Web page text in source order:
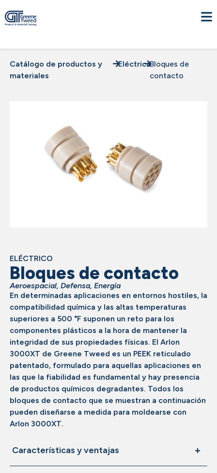
Catálogo de productos y
materiales
EléctricoBloques de
contacto
ELÉCTRICO
Bloques de contacto
Aeroespacial, Defensa, Energía
En determinadas aplicaciones en entornos hostiles, la
compatibilidad química y las altas temperaturas
superiores a 500 °F suponen un reto para los
componentes plásticos a la hora de mantener la
integridad de sus propiedades físicas. El Arlon
3000XT de Greene Tweed es un PEEK reticulado
patentado, formulado para aquellas aplicaciones en
las que la fiabilidad es fundamental y hay presencia
de productos químicos degradantes. Todos los
bloques de contacto que se muestran a continuación
pueden diseñarse a medida para moldearse con
Arlon 3000XT.
Características y ventajas